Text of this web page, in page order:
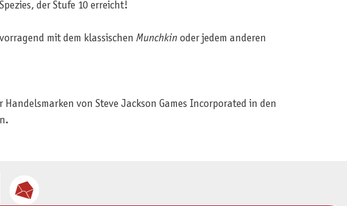
der Stufe 10 erreicht!
mit dem klassischen Munchkin oder jedem anderen
von Steve Jackson Games Incorporated in den